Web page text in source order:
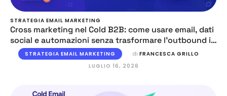
STRATEGIA EMAIL MARKETING
Cross marketing nel Cold B2B: come usare email, dati
social e automazioni senza trasformare l’outbound in
caosSTRATEGIA EMAIL MARKETING di FRANCESCA GRILLO
LUGLIO 16, 2026